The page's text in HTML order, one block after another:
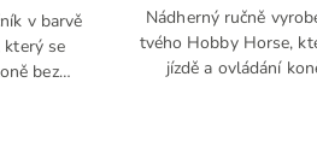
v barvě
se
bez
Nádherný ručně
tvého Hobby Horse,
jízdě a ovládání